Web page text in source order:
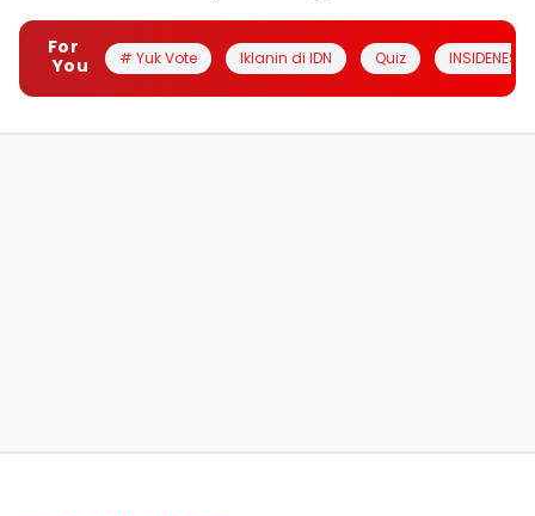
For
You
# Yuk Vote Iklanin di IDN Quiz INSIDENESIA